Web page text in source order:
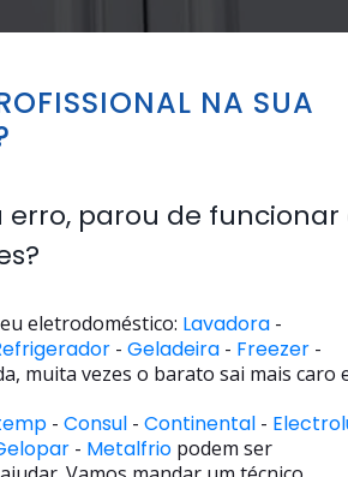
NA SUA
parou de funcionar
eletrodoméstico: Lavadora-
- Geladeira- Freezer-
muita vezes o barato sai mais caro
- Consul- Continental-
- Metalfriopodem ser